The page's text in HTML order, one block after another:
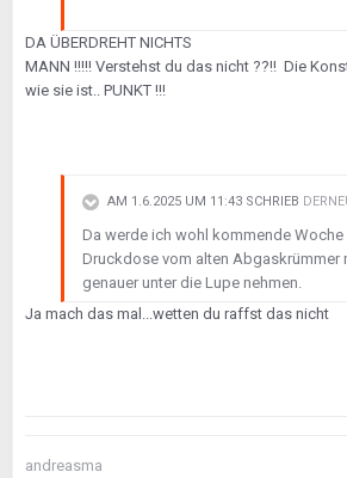
DA ÜBERDREHT NICHTS
MANN !!!!! Verstehst du das nicht ??!! Die
wie sie ist.. PUNKT !!!
AM 1.6.2025 UM 11:43 SCHRIEB
Da werde ich wohl kommende Woche
Druckdose vom alten Abgaskrümmer
genauer unter die Lupe nehmen.
Ja mach das mal...wetten du raffst das nicht
andreasma